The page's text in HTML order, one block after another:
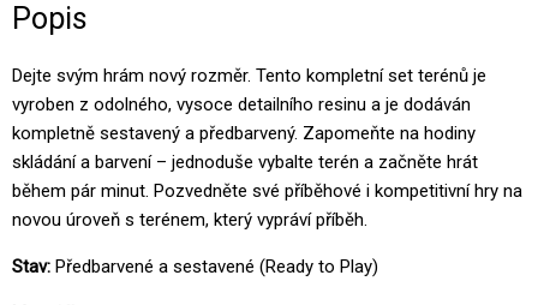
Popis
Dejte svým hrám nový rozměr. Tento kompletní set terénů je
vyroben z odolného, vysoce detailního resinu a je dodáván
kompletně sestavený a předbarvený. Zapomeňte na hodiny
skládání a barvení – jednoduše vybalte terén a začněte hrát
během pár minut. Pozvedněte své příběhové i kompetitivní hry na
novou úroveň s terénem, který vypráví příběh.
Stav: Předbarvené a sestavené (Ready to Play)